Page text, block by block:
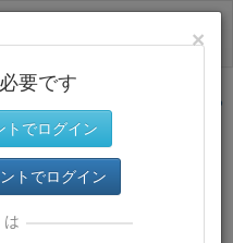
サイトトップに戻る
ンロードでき、快適な動画
×
要です
トでログイン
トでログイン
は